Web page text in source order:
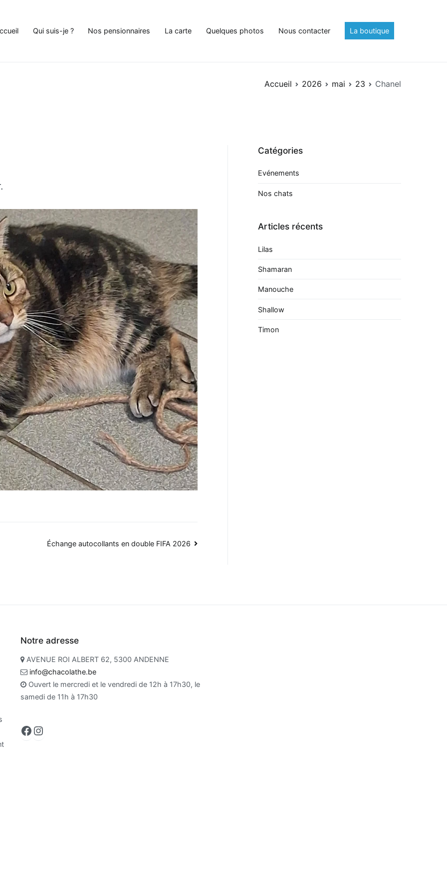
Qui suis-je ? Nos pensionnaires La carte Quelques photos Nous contacter La boutique
Accueil 2026 mai 23 Chanel
Échange autocollants en double FIFA 2026
Catégories
Evénements
Nos chats
Articles récents
Lilas
Shamaran
Manouche
Shallow
Timon
Notre adresse
AVENUE ROI ALBERT 62, 5300 ANDENNE
info@chacolathe.be
Ouvert le mercredi et le vendredi de 12h à 17h30, le
samedi de 11h à 17h30
Facebook